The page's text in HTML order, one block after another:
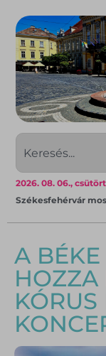
2026. 08. 06.,
Székesfehérvár
A
HOZZA
KÓRUS